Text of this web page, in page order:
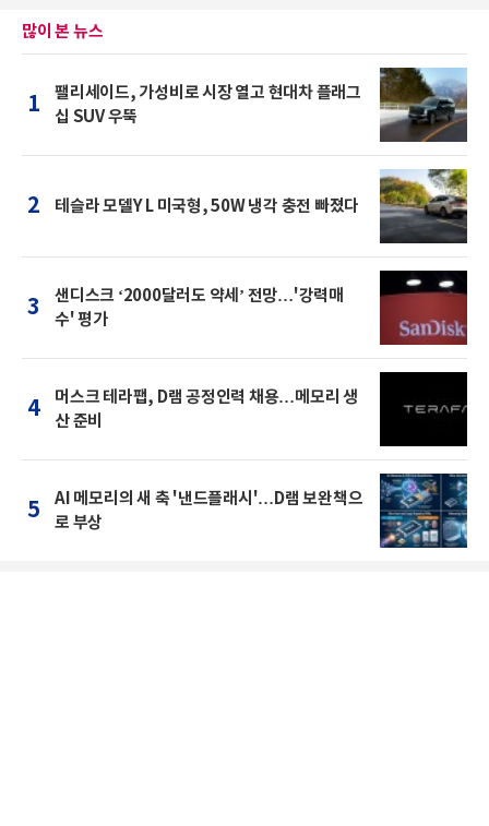
많이 본 뉴스
1
팰리세이드, 가성비로 시장 열고 현대차 플래그
십 SUV 우뚝
2 테슬라 모델Y L 미국형, 50W 냉각 충전 빠졌다
3
샌디스크 ‘2000달러도 약세’ 전망…'강력매
수' 평가
4
머스크 테라팹, D램 공정인력 채용…메모리 생
산 준비
5
AI 메모리의 새 축 '낸드플래시'…D램 보완책으
로 부상